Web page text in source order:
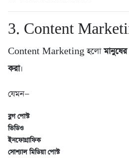
3. Content
Content Marketing হলো
করা।
যেমন—
ব্লগ পোস্ট
ভিডিও
ইনফোগ্রাফিক
সোশ্যাল মিডিয়া পোস্ট